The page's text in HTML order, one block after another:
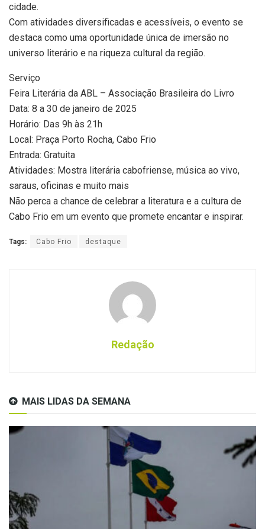
cidade.
Com atividades diversificadas e acessíveis, o evento se
destaca como uma oportunidade única de imersão no
universo literário e na riqueza cultural da região.
Serviço
Feira Literária da ABL – Associação Brasileira do Livro
Data: 8 a 30 de janeiro de 2025
Horário: Das 9h às 21h
Local: Praça Porto Rocha, Cabo Frio
Entrada: Gratuita
Atividades: Mostra literária cabofriense, música ao vivo,
saraus, oficinas e muito mais
Não perca a chance de celebrar a literatura e a cultura de
Cabo Frio em um evento que promete encantar e inspirar.
Tags: Cabo Frio destaque
Redação
MAIS LIDAS DA SEMANA